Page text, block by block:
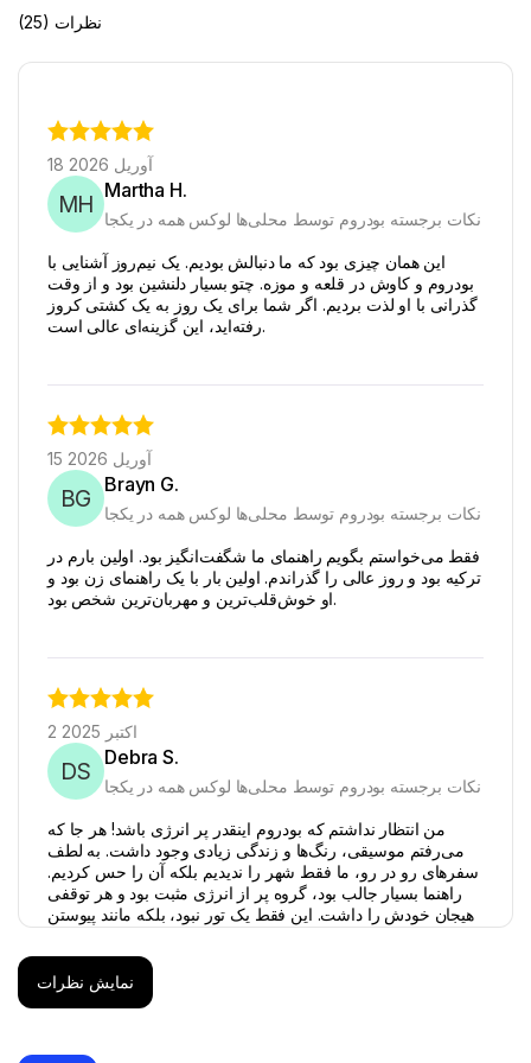
(25) نظرات
18 آوریل 2026
MH
Martha H.
نکات برجسته بودروم توسط محلی‌ها لوکس همه در یکجا
این همان چیزی بود که ما دنبالش بودیم. یک نیم‌روز آشنایی با
بودروم و کاوش در قلعه و موزه. چتو بسیار دلنشین بود و از وقت
گذرانی با او لذت بردیم. اگر شما برای یک روز به یک کشتی کروز
رفته‌اید، این گزینه‌ای عالی است.
15 آوریل 2026
BG
Brayn G.
نکات برجسته بودروم توسط محلی‌ها لوکس همه در یکجا
فقط می‌خواستم بگویم راهنمای ما شگفت‌انگیز بود. اولین بارم در
ترکیه بود و روز عالی را گذراندم. اولین بار با یک راهنمای زن بود و
او خوش‌قلب‌ترین و مهربان‌ترین شخص بود.
2 اکتبر 2025
DS
Debra S.
نکات برجسته بودروم توسط محلی‌ها لوکس همه در یکجا
من انتظار نداشتم که بودروم اینقدر پر انرژی باشد! هر جا که
می‌رفتم موسیقی، رنگ‌ها و زندگی زیادی وجود داشت. به لطف
سفرهای رو در رو، ما فقط شهر را ندیدیم بلکه آن را حس کردیم.
راهنما بسیار جالب بود، گروه پر از انرژی مثبت بود و هر توقفی
هیجان خودش را داشت. این فقط یک تور نبود، بلکه مانند پیوستن
نمایش نظرات